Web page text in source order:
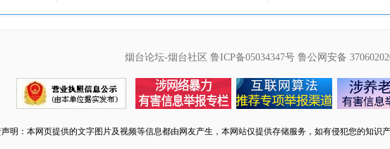
烟台论坛-烟台社区 鲁ICP备05034347号 鲁公网安备
明：本网页提供的文字图片及视频等信息都由网友产生，本网站仅提供存储服务，如有侵犯您的知识